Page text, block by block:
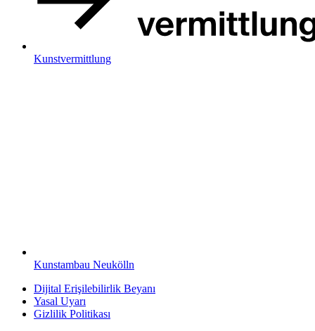
Kunstvermittlung
Kunstambau Neukölln
Dijital Erişilebilirlik Beyanı
Yasal Uyarı
Gizlilik Politikası